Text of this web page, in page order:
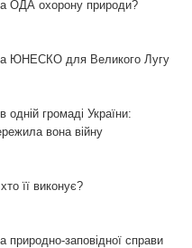
ОДА охорону природи?
ЮНЕСКО для Великого Лугу
громаді України:
вона війну
її виконує?
заповідної справи